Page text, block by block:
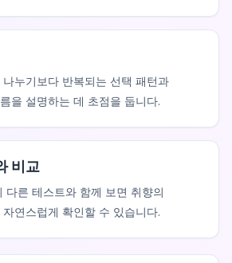
누기보다 반복되는 선택 패턴과
을 설명하는 데 초점을 둡니다.
비교
다른 테스트와 함께 보면 취향의
연스럽게 확인할 수 있습니다.